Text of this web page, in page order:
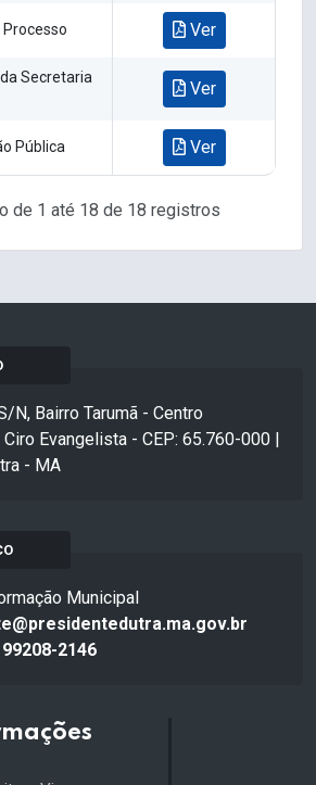
Ver
Secretaria
Ver
Pública Ver
de 1 até 18 de 18 registros
N, Bairro Tarumã - Centro
Evangelista - CEP: 65.760-000 |
- MA
Municipal
2146